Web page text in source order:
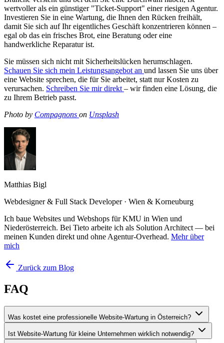
wertvoller als ein günstiger "Ticket-Support" einer riesigen Agentur.
Investieren Sie in eine Wartung, die Ihnen den Rücken freihält,
damit Sie sich auf Ihr eigentliches Geschäft konzentrieren können –
egal ob das ein frisches Brot, eine Beratung oder eine
handwerkliche Reparatur ist.
Sie müssen sich nicht mit Sicherheitslücken herumschlagen.
Schauen Sie sich mein Leistungsangebot an und lassen Sie uns über
eine Website sprechen, die für Sie arbeitet, statt nur Kosten zu
verursachen. Schreiben Sie mir direkt– wir finden eine Lösung, die
zu Ihrem Betrieb passt.
Photo by Compagnons on Unsplash
Matthias Bigl
Webdesigner & Full Stack Developer · Wien & Korneuburg
Ich baue Websites und Webshops für KMU in Wien und
Niederösterreich. Bei Tieto arbeite ich als Solution Architect — bei
meinen Kunden direkt und ohne Agentur-Overhead. Mehr über
mich
Zurück zum Blog
FAQ
Was kostet eine professionelle Website-Wartung in Österreich?
Ist Website-Wartung für kleine Unternehmen wirklich notwendig?